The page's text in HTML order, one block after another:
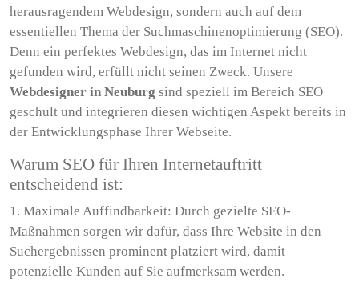
herausragendem Webdesign, sondern auch auf dem
essentiellen Thema der Suchmaschinenoptimierung (SEO).
Denn ein perfektes Webdesign, das im Internet nicht
gefunden wird, erfüllt nicht seinen Zweck. Unsere
Webdesigner in Neuburg sind speziell im Bereich SEO
geschult und integrieren diesen wichtigen Aspekt bereits in
der Entwicklungsphase Ihrer Webseite.
Warum SEO für Ihren Internetauftritt
entscheidend ist:
1. Maximale Auffindbarkeit: Durch gezielte SEO-
Maßnahmen sorgen wir dafür, dass Ihre Website in den
Suchergebnissen prominent platziert wird, damit
potenzielle Kunden auf Sie aufmerksam werden.